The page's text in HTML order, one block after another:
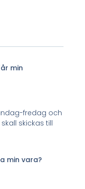
min
fredag och
skickas till
min vara?